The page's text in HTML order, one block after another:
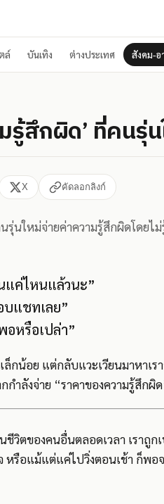
ล์ บันเทิง ต่างประเทศ สังคม-อ
รู้สึกผิด’ ที่คนรุ่
X คัดลอกลิงก์
นรุ่นใหม่จ่ายค่าความรู้สึกผิดโดยไ
แค่ไหนแล้วนะ”
บแชทเลย”
อหรือเปล่า”
ล็กน้อย แต่กลับแวะเวียนมาหาเ
ำลังจ่าย “ราคาของความรู้สึกผิ
ชีวิตของคนอื่นตลอดเวลา เราถู
หรือแม้แต่แค่ไปวิ่งตอนเช้า ก็พอ